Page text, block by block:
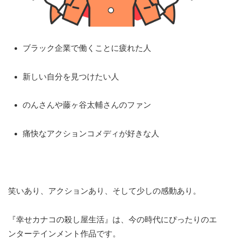
ブラック企業で働くことに疲れた人
新しい自分を見つけたい人
のんさんや藤ヶ谷太輔さんのファン
痛快なアクションコメディが好きな人
笑いあり、アクションあり、そして少しの感動あり。
『幸せカナコの殺し屋生活』は、今の時代にぴったりのエ
ンターテインメント作品です。